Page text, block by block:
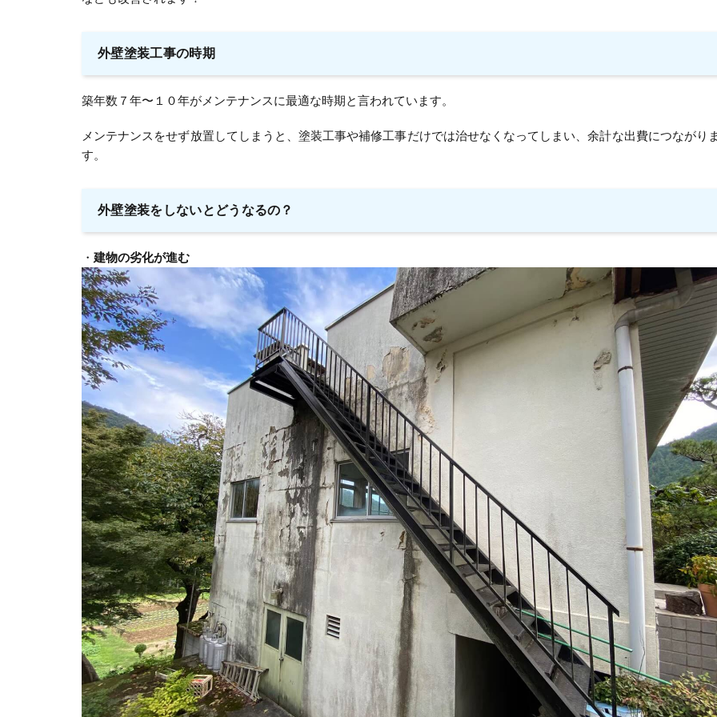
外壁塗装工事の時期
築年数７年〜１０年がメンテナンスに最適な時期と言われています。
メンテナンスをせず放置してしまうと、塗装工事や補修工事だけでは治せなくなってしまい、余計な出費につながり
す。
外壁塗装をしないとどうなるの？
・ 建物の劣化が進む